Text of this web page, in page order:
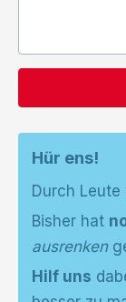
Hür ens!
Durch
Bisher hat
ausrenken
Hilf uns